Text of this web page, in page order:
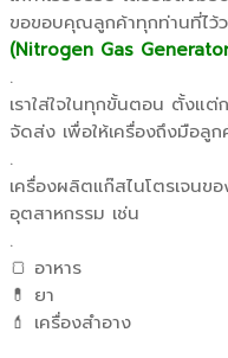
ขอขอบคุณลูกค้าทุกท่านที่ไว้ว
(Nitrogen Gas
.
เราใส่ใจในทุกขั้นตอน ตั้งแ
จัดส่ง เพื่อให้เครื่องถึงมือลู
.
เครื่องผลิตแก๊สไนโตรเจนขอ
อุตสาหกรรม เช่น
.
🍞 อาหาร
💊 ยา
💄 เครื่องสำอาง